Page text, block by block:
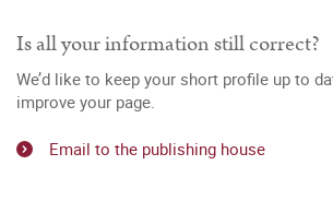
Is all your information still correct?
We’d like to keep your short profile up to
improve your page.
Email to the publishing house